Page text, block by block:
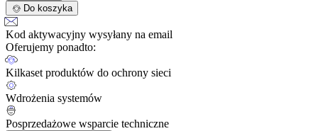
Do koszyka
Kod aktywacyjny wysyłany na email
Oferujemy ponadto:
Kilkaset produktów do ochrony sieci
Wdrożenia systemów
Posprzedażowe wsparcie techniczne